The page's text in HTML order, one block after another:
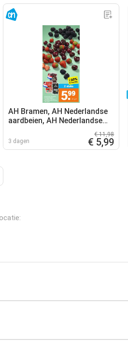
AH Bramen, AH Nederlandse
aardbeien, AH Nederlandse
3 dagen
€ 11,98
€ 5,99